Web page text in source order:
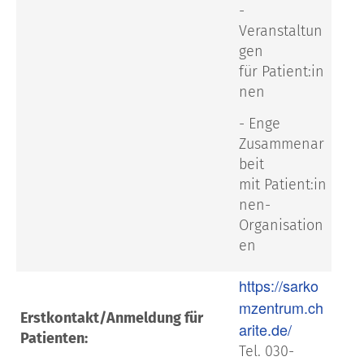
-
Veranstaltun
gen
für Patient:in
nen
- Enge
Zusammenar
beit
mit Patient:in
nen-
Organisation
en
Erstkontakt/Anmeldung für
Patienten:
https://sarko
mzentrum.ch
arite.de/
Tel. 030-